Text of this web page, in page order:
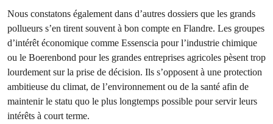
Nous constatons également dans d’autres dossiers que les grands
pollueurs s’en tirent souvent à bon compte en Flandre. Les groupes
d’intérêt économique comme Essenscia pour l’industrie chimique
ou le Boerenbond pour les grandes entreprises agricoles pèsent trop
lourdement sur la prise de décision. Ils s’opposent à une protection
ambitieuse du climat, de l’environnement ou de la santé afin de
maintenir le statu quo le plus longtemps possible pour servir leurs
intérêts à court terme.